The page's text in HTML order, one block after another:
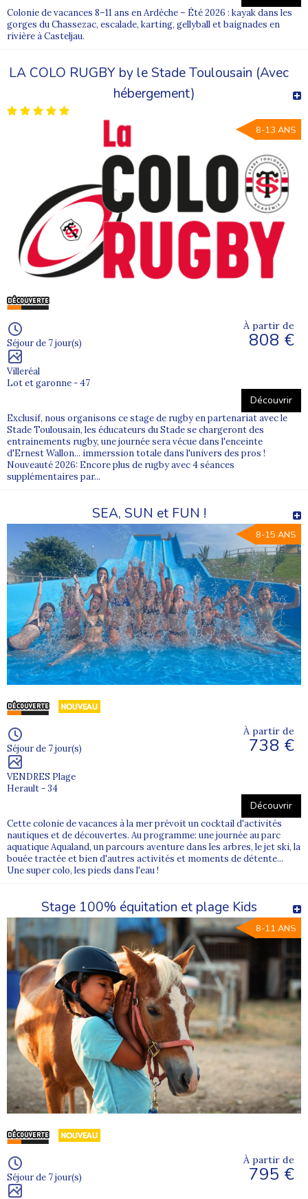
Colonie de vacances 8–11 ans en Ardèche – Été 2026 : kayak dans les
gorges du Chassezac, escalade, karting, gellyball et baignades en
rivière à Casteljau.
LA COLO RUGBY by le Stade Toulousain (Avec
hébergement)
8-13 ANS
Séjour de 7 jour(s)
Villeréal
Lot et garonne - 47
À partir de
808 €
Découvrir
Exclusif, nous organisons ce stage de rugby en partenariat avec le
Stade Toulousain, les éducateurs du Stade se chargeront des
entrainements rugby, une journée sera vécue dans l'enceinte
d'Ernest Wallon... immerssion totale dans l'univers des pros !
Nouveauté 2026: Encore plus de rugby avec 4 séances
supplémentaires par...
SEA, SUN et FUN !
8-15 ANS
Séjour de 7 jour(s)
VENDRES Plage
Herault - 34
À partir de
738 €
Découvrir
Cette colonie de vacances à la mer prévoit un cocktail d'activités
nautiques et de découvertes. Au programme: une journée au parc
aquatique Aqualand, un parcours aventure dans les arbres, le jet ski, la
bouée tractée et bien d'autres activités et moments de détente...
Une super colo, les pieds dans l'eau !
Stage 100% équitation et plage Kids
8-11 ANS
Séjour de 7 jour(s)
À partir de
795 €